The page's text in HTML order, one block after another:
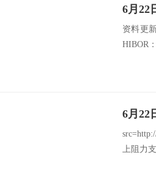
6月22
资料更
HIBOR
6月22
上阻力